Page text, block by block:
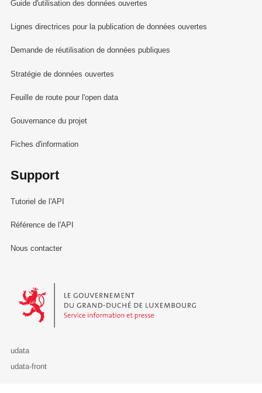
Guide d'utilisation des données ouvertes
Lignes directrices pour la publication de données ouvertes
Demande de réutilisation de données publiques
Stratégie de données ouvertes
Feuille de route pour l'open data
Gouvernance du projet
Fiches d'information
Support
Tutoriel de l'API
Référence de l'API
Nous contacter
Le Gouvernement du Grand-Duché de Luxembourg - Service
udata
udata-front